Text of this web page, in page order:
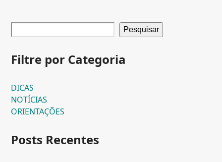
Pesquisar
Filtre por Categoria
DICAS
NOTÍCIAS
ORIENTAÇÕES
Posts Recentes